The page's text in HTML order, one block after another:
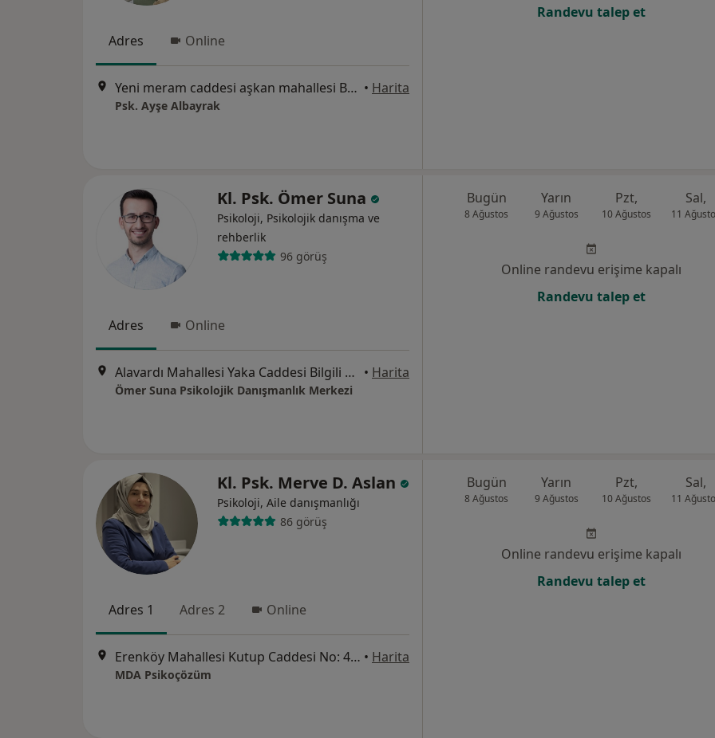
Adres Online
Yeni meram caddesi aşkan mahallesi Baykara Plaza No:166 Daire:14, Konya • Harita
Psk. Ayşe Albayrak
Randevu talep et
Kl. Psk. Ömer Suna
Psikoloji, Psikolojik danışma ve
rehberlik
96 görüş
Adres Online
Alavardı Mahallesi Yaka Caddesi Bilgili Sokak No:1 Kat:2 Daire:3, Konya • Harita
Ömer Suna Psikolojik Danışmanlık Merkezi
Bugün
8 Ağustos
Yarın
9 Ağustos
Pzt,
10 Ağustos
Sal,
11
Online randevu erişime kapalı
Randevu talep et
Kl. Psk. Merve D. Aslan
Psikoloji, Aile danışmanlığı
86 görüş
Adres 1 Adres 2 Online
Erenköy Mahallesi Kutup Caddesi No: 41 Selçuklu Konya, Konya • Harita
MDA Psikoçözüm
Bugün
8 Ağustos
Yarın
9 Ağustos
Pzt,
10 Ağustos
Sal,
11
Online randevu erişime kapalı
Randevu talep et